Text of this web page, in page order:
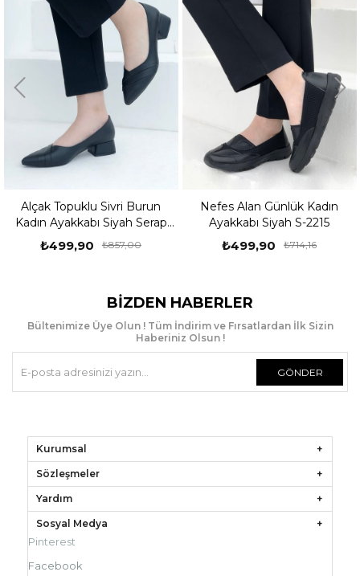
Burun
Serap
Nefes Alan Günlük Kadın
Ayakkabı Siyah S-2215
₺499,90
Nefes Alan
₺499,90
BIZDEN HABERLER
Bültenimize Üye Olun ! Tüm İndirim ve Fırsatlardan İlk Sizin
Haberiniz Olsun !
GÖNDER
Kurumsal
Sözleşmeler
Yardım
Sosyal Medya
Pinterest
Facebook